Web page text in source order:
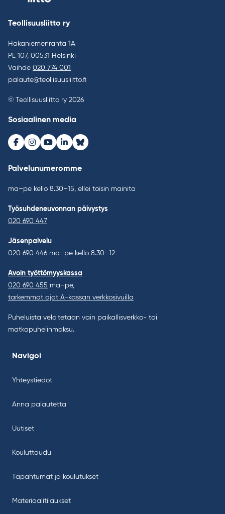
Teollisuusliitto ry
Hakaniemenranta 1A
PL 107, 00531 Helsinki
Vaihde 020 774 001
palaute@teollisuusliitto.fi
© Teollisuusliitto ry 2026
Sosiaalinen media
Facebook
Instagram
Youtube
LinkedInBluesky
Palvelunumeromme
ma–pe kello 8.30–15, ellei toisin mainita
Työsuhdeneuvonnan päivystys
020 690 447
Jäsenpalvelu
020 690 446 ma–pe kello 8.30–12
Avoin työttömyyskassa
020 690 455 ma–pe,
tarkemmat ajat A-kassan verkkosivuilla
Puheluista veloitetaan vain paikallisverkko- tai
matkapuhelinmaksu.
Navigoi
Yhteystiedot
Anna palautetta
Uutiset
Kouluttaudu
Tapahtumat ja koulutukset
Materiaalitilaukset